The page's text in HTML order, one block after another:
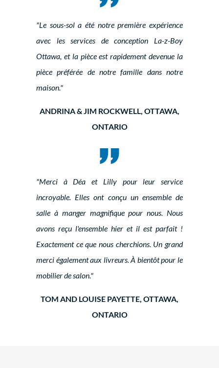
"Le sous-sol a été notre première expérience
avec les services de conception La-z-Boy
Ottawa, et la pièce est rapidement devenue la
pièce préférée de notre famille dans notre
maison."
ANDRINA & JIM ROCKWELL, OTTAWA,
ONTARIO
"Merci à Déa et Lilly pour leur service
incroyable. Elles ont conçu un ensemble de
salle à manger magnifique pour nous. Nous
avons reçu l'ensemble hier et il est parfait !
Exactement ce que nous cherchions. Un grand
merci également aux livreurs. À bientôt pour le
mobilier de salon."
TOM AND LOUISE PAYETTE, OTTAWA,
ONTARIO